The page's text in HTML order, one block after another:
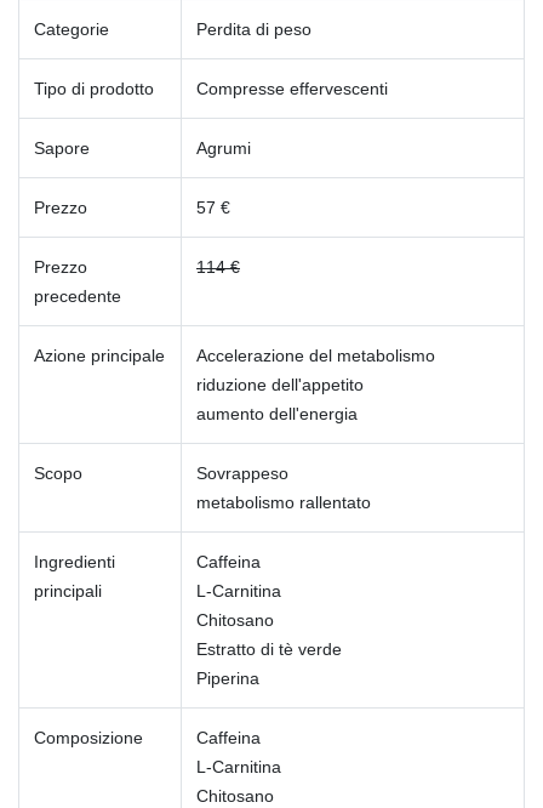
Categorie Perdita di peso
Tipo di prodotto Compresse effervescenti
Sapore Agrumi
Prezzo 57 €
Prezzo
precedente
114 €
Azione principale
Accelerazione del metabolismo
riduzione dell'appetito
aumento dell'energia
Scopo
Sovrappeso
metabolismo rallentato
Ingredienti
principali
Caffeina
L-Carnitina
Chitosano
Estratto di tè verde
Piperina
Composizione
Caffeina
L-Carnitina
Chitosano